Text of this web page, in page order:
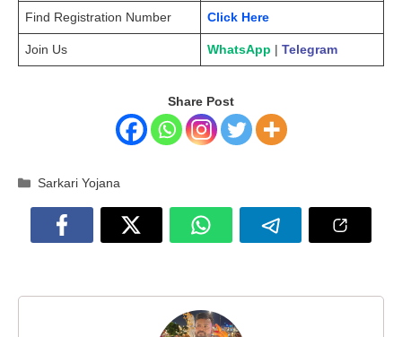
Find Registration Number Click Here
Join Us WhatsApp | Telegram
Share Post
Categories
Sarkari Yojana